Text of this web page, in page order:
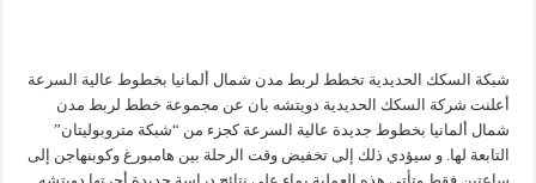
شبكة السكك الحديدية تخطط لربط مدن شمال ألمانيا بخطوط عالية السرعة
أعلنت شركة السكك الحديدية دويتشه بان عن مجموعة خطط لربط مدن
شمال ألمانيا بخطوط جديدة عالية السرعة كجزء من “شبكة متروبوليتان”
التابعة لها. و سيؤدي ذلك إلى تخفيض وقت الرحلة بين هامبورغ وكوبنهاجن إلى